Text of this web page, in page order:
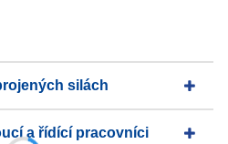
silách
a řídící pracovníci